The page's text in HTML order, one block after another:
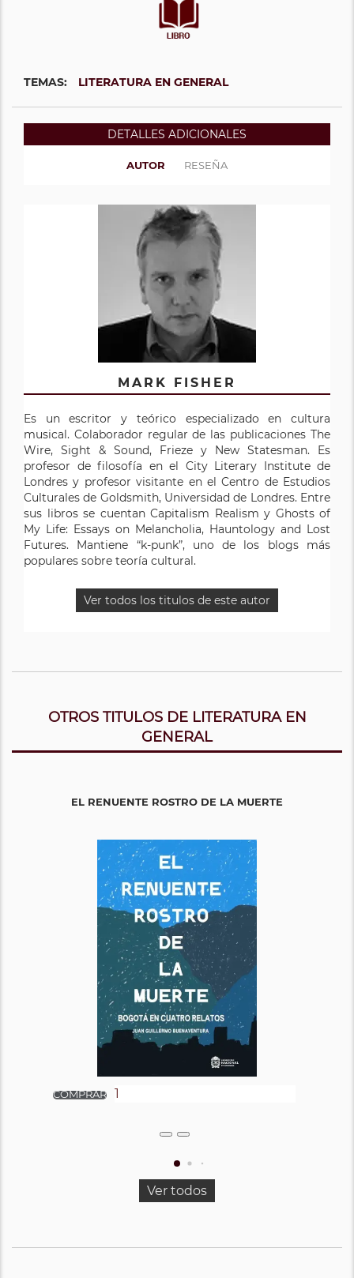
TEMAS: LITERATURA EN GENERAL
DETALLES ADICIONALES
AUTOR RESEÑA
MARK FISHER
Es un escritor y teórico especializado en cultura
musical. Colaborador regular de las publicaciones The
Wire, Sight & Sound, Frieze y New Statesman. Es
profesor de filosofía en el City Literary Institute de
Londres y profesor visitante en el Centro de Estudios
Culturales de Goldsmith, Universidad de Londres. Entre
sus libros se cuentan Capitalism Realism y Ghosts of
My Life: Essays on Melancholia, Hauntology and Lost
Futures. Mantiene “k-punk”, uno de los blogs más
populares sobre teoría cultural.
Ver todos los titulos de este autor
OTROS TITULOS DE LITERATURA EN
GENERAL
EL RENUENTE ROSTRO DE LA MUERTE
Ver todos